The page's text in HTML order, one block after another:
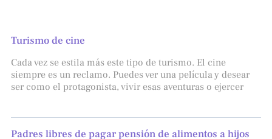
Turismo de cine
Cada vez se estila más este tipo de turismo. El cine
siempre es un reclamo. Puedes ver una película y desear
ser como el protagonista, vivir esas aventuras o ejercer
Padres libres de pagar pensión de alimentos a hijos